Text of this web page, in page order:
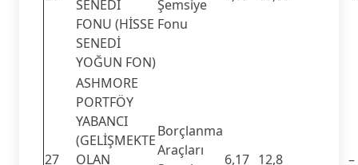
SENEDİ
FONU (HİSSE
SENEDİ
YOĞUN FON)
Şemsiye
Fonu
27
ASHMORE
PORTFÖY
YABANCI
(GELİŞMEKTE
OLAN
Borçlanma
Araçları
6,17 12,8 –